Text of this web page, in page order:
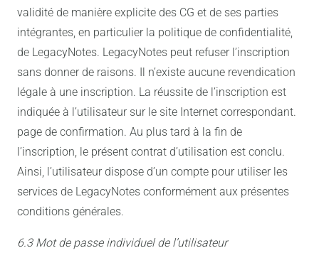
validité de manière explicite des CG et de ses parties
intégrantes, en particulier la politique de confidentialité,
de LegacyNotes. LegacyNotes peut refuser l’inscription
sans donner de raisons. Il n’existe aucune revendication
légale à une inscription. La réussite de l’inscription est
indiquée à l’utilisateur sur le site Internet correspondant.
page de confirmation. Au plus tard à la fin de
l’inscription, le présent contrat d’utilisation est conclu.
Ainsi, l’utilisateur dispose d’un compte pour utiliser les
services de LegacyNotes conformément aux présentes
conditions générales.
6.3 Mot de passe individuel de l’utilisateur